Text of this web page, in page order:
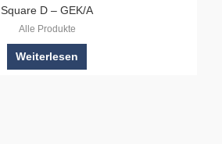
Square D – GEK/A
Alle Produkte
Weiterlesen